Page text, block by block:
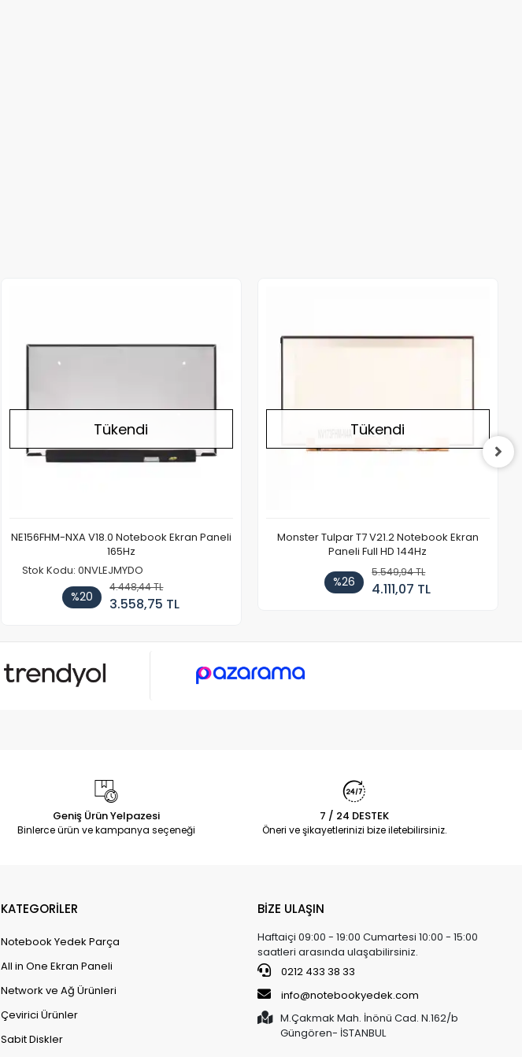
Tükendi
NE156FHM-NXA V18.0 Notebook Ekran Paneli
165Hz
Stok Kodu: 0NVLEJMYDO
%20
4.448,44 TL
3.558,75 TL
Tükendi
Monster Tulpar T7 V21.2 Notebook Ekran
Paneli Full HD 144Hz
%26
5.549,94 TL
4.111,07 TL
Geniş Ürün Yelpazesi
Binlerce ürün ve kampanya seçeneği
7 / 24 DESTEK
Öneri ve şikayetlerinizi bize iletebilirsiniz.
KATEGORİLER
Notebook Yedek Parça
All in One Ekran Paneli
Network ve Ağ Ürünleri
Çevirici Ürünler
Sabit Diskler
BİZE ULAŞIN
Haftaiçi 09:00 - 19:00 Cumartesi 10:00 - 15:00
saatleri arasında ulaşabilirsiniz.
0212 433 38 33
info@notebookyedek.com
M.Çakmak Mah. İnönü Cad. N.162/b
Güngören- İSTANBUL